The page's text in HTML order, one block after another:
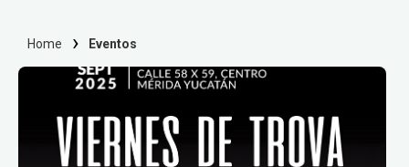
Home Eventos